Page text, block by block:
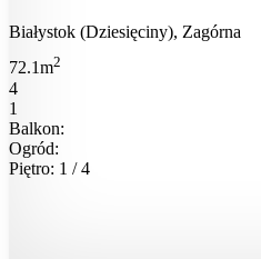
Białystok (Dziesięciny), Zagórna
72.1m2
4
1
Balkon:
Ogród:
Piętro: 1 / 4